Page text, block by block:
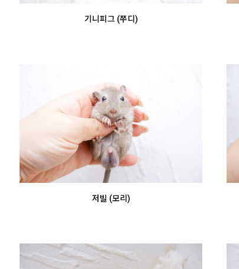
기니피그 (쭈디)
저빌 (모리)